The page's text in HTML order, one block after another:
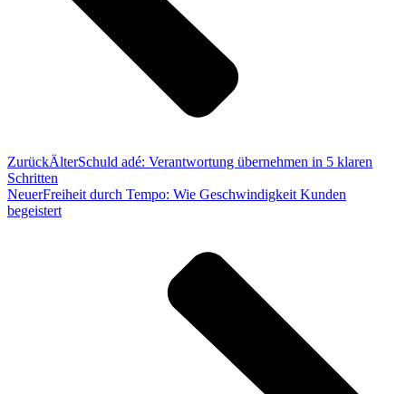
ZurückÄlterSchuld adé: Verantwortung übernehmen in 5 klaren
Schritten
NeuerFreiheit durch Tempo: Wie Geschwindigkeit Kunden
begeistert